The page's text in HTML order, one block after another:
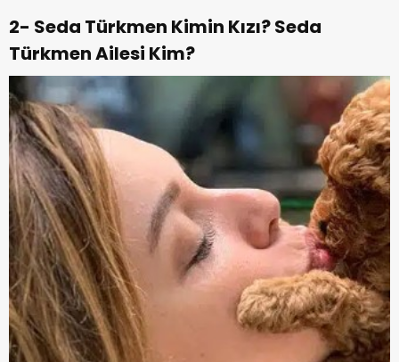
2- Seda Türkmen Kimin Kızı? Seda
Türkmen Ailesi Kim?